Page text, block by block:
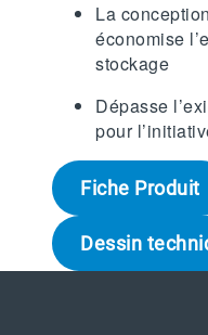
La
économise
stockage
Dépasse
pour
Fiche Produit
Dessin